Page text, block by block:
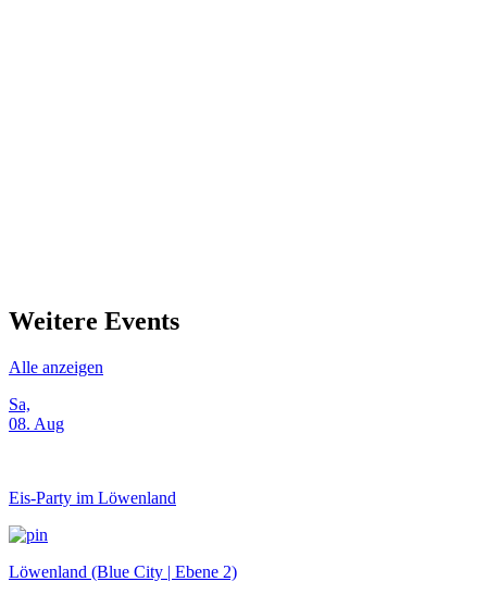
Weitere Events
Alle anzeigen
Sa,
08. Aug
Eis-Party im Löwenland
Löwenland (Blue City | Ebene 2)